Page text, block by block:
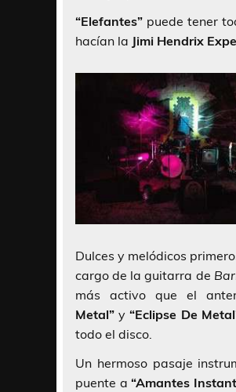
“Elefantes” puede tener
hacían la Jimi Hendrix
Dulces y melódicos
cargo de la guitarra de
más activo que el
Metal” y“Eclipse De
todo el disco.
Un hermoso pasaje
puente a“Amantes